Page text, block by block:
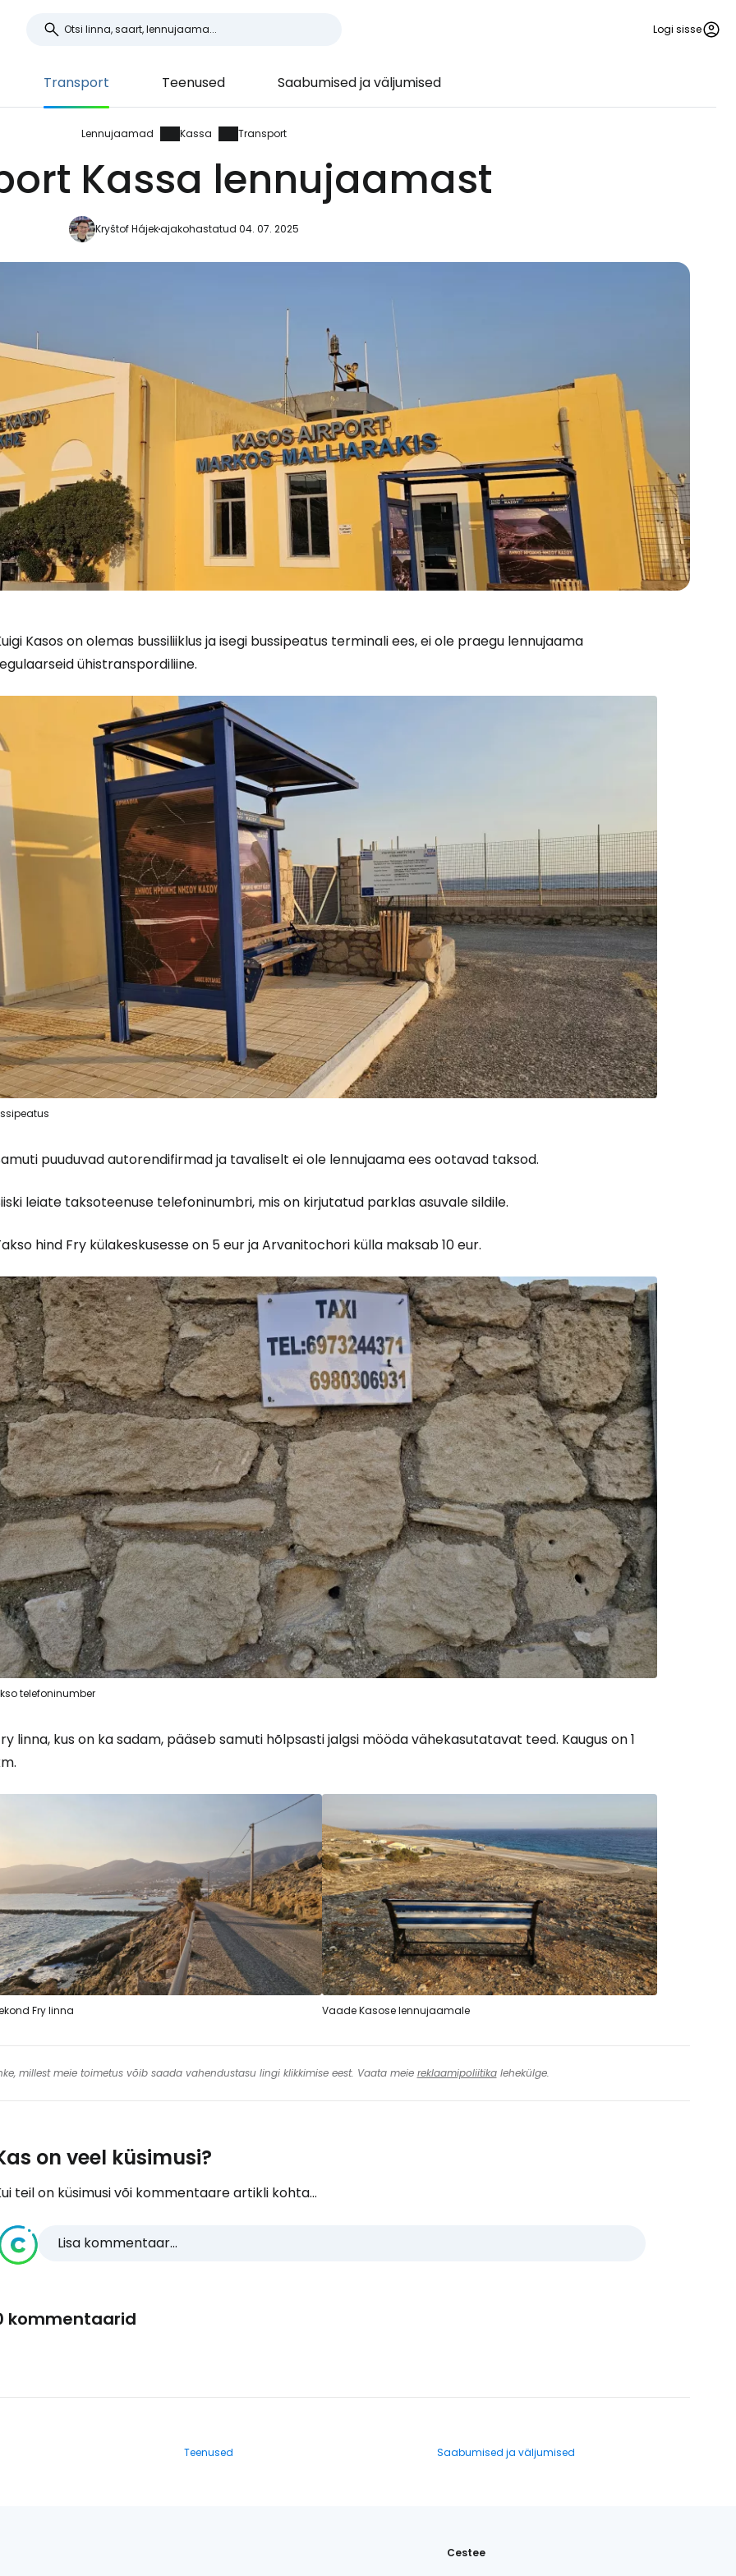
Logi sisse
Transport Teenused Saabumised ja väljumised
Lennujaamad Kassa Transport
Kassa lennujaamast
Kryštof Hájekajakohastatud 04. 07. 2025
Kasos on olemas bussiliiklus ja isegi bussipeatus terminali ees, ei ole praegu lennujaama
ühistranspordiliine.
puuduvad autorendifirmad ja tavaliselt ei ole lennujaama ees ootavad taksod.
leiate taksoteenuse telefoninumbri, mis on kirjutatud parklas asuvale sildile.
hind Fry külakeskusesse on 5 eur ja Arvanitochori külla maksab 10 eur.
telefoninumber
linna, kus on ka sadam, pääseb samuti hõlpsasti jalgsi mööda vähekasutatavat teed. Kaugus on 1
Fry linna Vaade Kasose lennujaamale
millest meie toimetus võib saada vahendustasu lingi klikkimise eest. Vaata meie reklaamipoliitikalehekülge.
on veel küsimusi?
teil on küsimusi või kommentaare artikli kohta...
Lisa kommentaar...
kommentaarid
Teenused Saabumised ja väljumised
Cestee
Jätka Facebookiga
Jätkake e-kirjaga